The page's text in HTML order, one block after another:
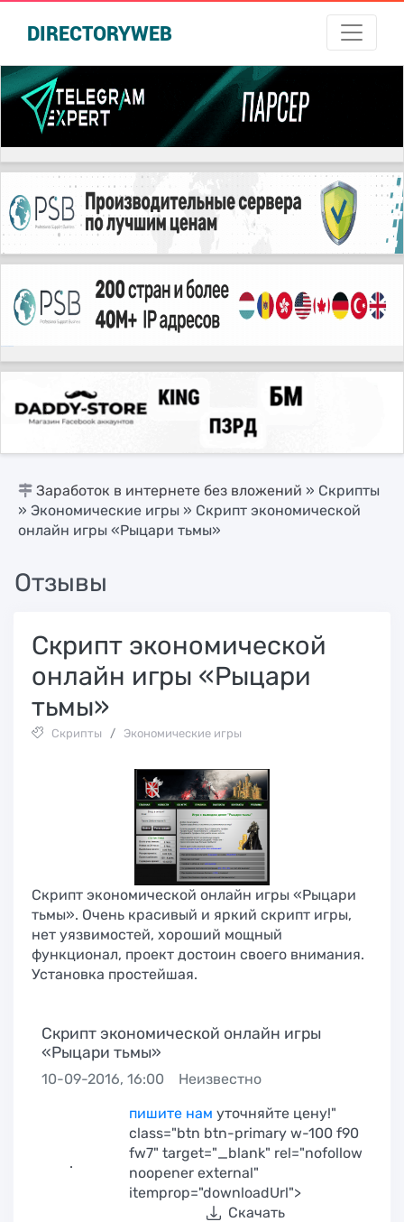
DIRECTORYWEB
Заработок в интернете без вложений » Скрипты
» Экономические игры » Скрипт экономической
онлайн игры «Рыцари тьмы»
Отзывы
Скрипт экономической
онлайн игры «Рыцари
тьмы»
Скрипты / Экономические игры
Скрипт экономической онлайн игры «Рыцари
тьмы». Очень красивый и яркий скрипт игры,
нет уязвимостей, хороший мощный
функционал, проект достоин своего внимания.
Установка простейшая.
Скрипт экономической онлайн игры
«Рыцари тьмы»
10-09-2016, 16:00 Неизвестно
.
пишите нам уточняйте цену!"
class="btn btn-primary w-100 f90
fw7" target="_blank" rel="nofollow
noopener external"
itemprop="downloadUrl">
Скачать